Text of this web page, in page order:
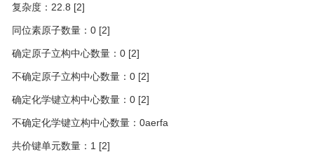
复杂度：22.8 [2]
同位素原子数量：0[2]
确定原子立构中心数量：0[2]
不确定原子立构中心数量：0[2]
确定化学键立构中心数量：0[2]
不确定化学键立构中心数量：0aerfa
共价键单元数量：1 [2]